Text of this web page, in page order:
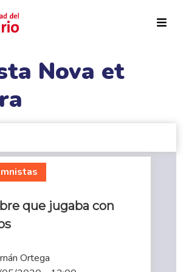
Nova et
que jugaba con
Ortega